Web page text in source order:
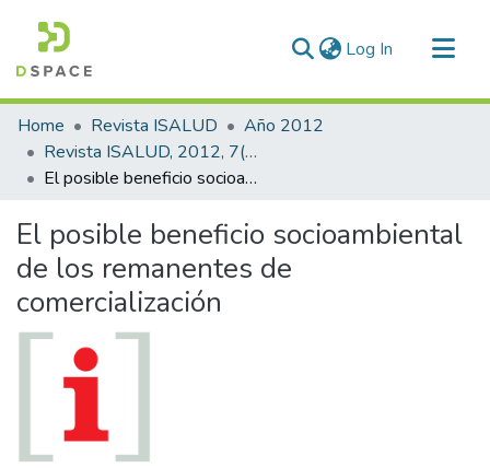
Log In (current)
Communities & Collections
All of DSpace
Statistics
Home Revista ISALUD
Año 2012
Revista ISALUD, 2012, 7(33)
El posible beneficio socioambiental de los remanentes de comercialización
El posible beneficio socioambiental
de los remanentes de
comercialización